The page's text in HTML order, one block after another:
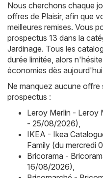
Nous cherchons chaque
offres de Plaisir, afin que
meilleures remises. Vous
prospectus 13 dans la
Jardinage. Tous les
durée limitée, alors
économies dès
Ne manquez aucune
prospectus :
Leroy Merlin - Leroy
- 25/08/2026),
IKEA - Ikea
Family (du mercredi
Bricorama -
16/08/2026),